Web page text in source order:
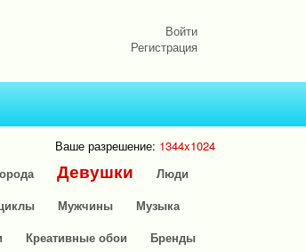
Войти
Регистрация
Ваше разрешение: 1344x1024
Девушки
Люди
Мужчины
Музыка
Креативные обои Бренды